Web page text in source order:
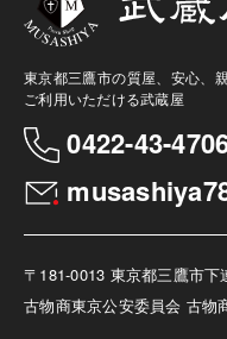
東京都三鷹市の質屋、安心、
ご利用いただける武蔵屋
0422-43-
〒181-0013 東京都三鷹市下
古物商東京公安委員会 古